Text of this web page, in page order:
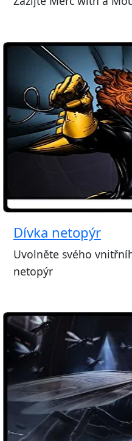
Dívka netopýr
Uvolněte svého
netopýr